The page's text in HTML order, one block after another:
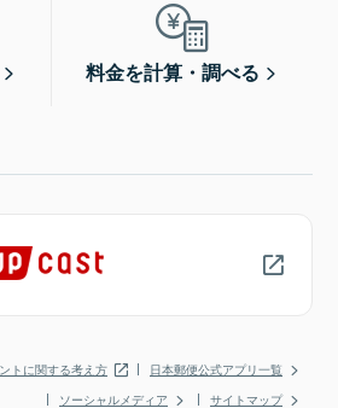
料金を計算・調べる
トに関する考え方
日本郵便公式アプリ一覧
ソーシャルメディア
サイトマップ